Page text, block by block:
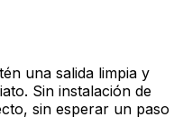
una salida limpia y
Sin instalación de
sin esperar un paso